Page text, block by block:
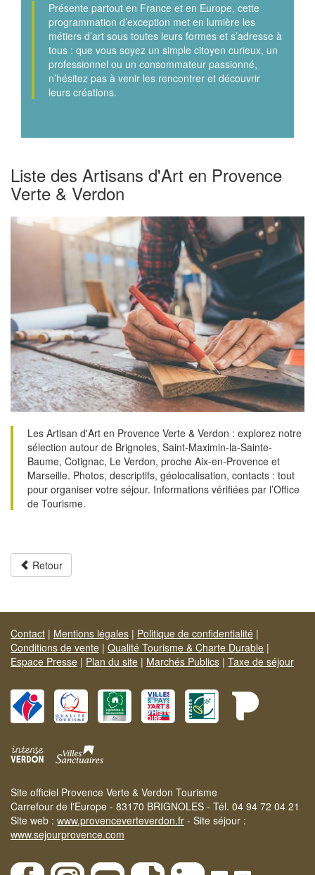
Présente partout en France et en Europe, cette
programmation d’exception met en lumière les
métiers d’art sous toutes leurs formes et s’adresse à
tous : que vous soyez un simple citoyen curieux, un
professionnel ou un consommateur passionné,
n’hésitez pas à venir les rencontrer et découvrir
leurs créations.
Liste des Artisans d'Art en Provence
Verte & Verdon
Les Artisan d'Art en Provence Verte & Verdon : explorez notre
sélection autour de Brignoles, Saint-Maximin-la-Sainte-
Baume, Cotignac, Le Verdon, proche Aix-en-Provence et
Marseille. Photos, descriptifs, géolocalisation, contacts : tout
pour organiser votre séjour. Informations vérifiées par l’Office
de Tourisme.
Retour
Contact | Mentions légales | Politique de confidentialité |
Conditions de vente | Qualité Tourisme & Charte Durable |
Espace Presse | Plan du site | Marchés Publics | Taxe de séjour
Site officiel Provence Verte & Verdon Tourisme
Carrefour de l'Europe - 83170 BRIGNOLES - Tél. 04 94 72 04 21
Site web : www.provenceverteverdon.fr - Site séjour :
www.sejourprovence.com